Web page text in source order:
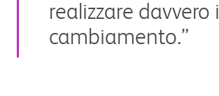
realizzare davvero il
cambiamento.”